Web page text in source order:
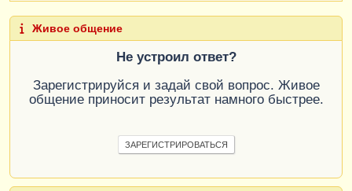
Живое общение
Не устроил ответ?
Зарегистрируйся и задай свой вопрос. Живое
общение приносит результат намного быстрее.
ЗАРЕГИСТРИРОВАТЬСЯ